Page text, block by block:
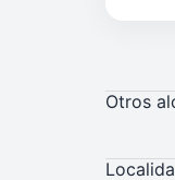
Otros